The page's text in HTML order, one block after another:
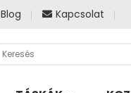
Blog Kapcsolat